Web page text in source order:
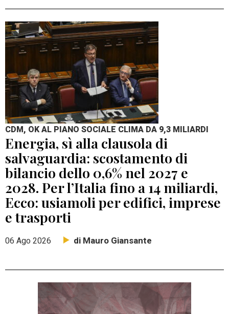
CDM, OK AL PIANO SOCIALE CLIMA DA 9,3 MILIARDI
Energia, sì alla clausola di
salvaguardia: scostamento di
bilancio dello 0,6% nel 2027 e
2028. Per l’Italia fino a 14 miliardi,
Ecco: usiamoli per edifici, imprese
e trasporti
06 Ago 2026 di Mauro Giansante